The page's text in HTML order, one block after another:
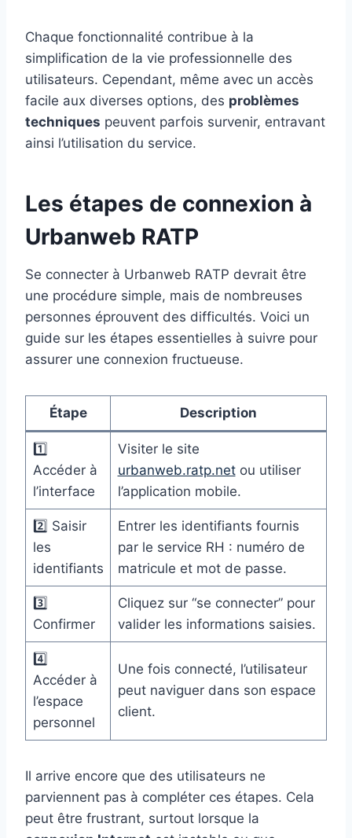
Chaque fonctionnalité contribue à la
simplification de la vie professionnelle des
utilisateurs. Cependant, même avec un accès
facile aux diverses options, des problèmes
techniques peuvent parfois survenir, entravant
ainsi l’utilisation du service.
Les étapes de connexion à
Urbanweb RATP
Se connecter à Urbanweb RATP devrait être
une procédure simple, mais de nombreuses
personnes éprouvent des difficultés. Voici un
guide sur les étapes essentielles à suivre pour
assurer une connexion fructueuse.
Étape Description
1️⃣
Accéder à
l’interface
Visiter le site
urbanweb.ratp.netou utiliser
l’application mobile.
2️⃣ Saisir
les
identifiants
Entrer les identifiants fournis
par le service RH : numéro de
matricule et mot de passe.
3️⃣
Confirmer
Cliquez sur “se connecter” pour
valider les informations saisies.
4️⃣
Accéder à
l’espace
personnel
Une fois connecté, l’utilisateur
peut naviguer dans son espace
client.
Il arrive encore que des utilisateurs ne
parviennent pas à compléter ces étapes. Cela
peut être frustrant, surtout lorsque la